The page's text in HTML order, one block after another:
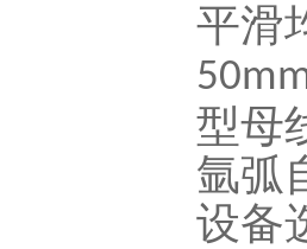
平滑
型母
氩弧
设备